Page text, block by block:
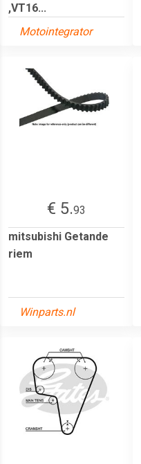
,VT16...
Motointegrator
€ 5.93
mitsubishi Getande
riem
Winparts.nl